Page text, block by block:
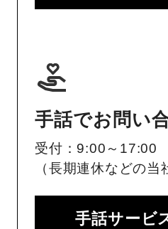
手話でお問い
受付：9:00～17:00
（長期連休などの当
手話サービ